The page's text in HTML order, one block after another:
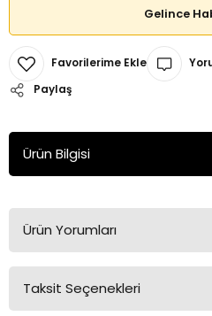
Gelince
Paylaş
Ürün Bilgisi
Ürün Yorumları
Bu ürüne ilk
Taksit Seçenekleri